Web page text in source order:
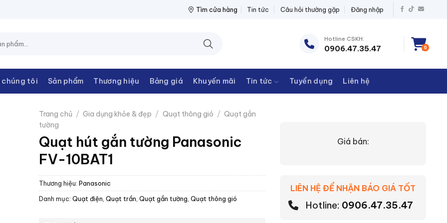
THANH CHÂU NPP THIẾT BỊ ĐIỆN THANH CHÂU
Tìm cửa hàng Tin tức Câu hỏi thường gặp Đăng nhập
Hotline CSKH:
0906.47.35.47 0
chúng tôi Sản phẩm Thương hiệu Bảng giá Khuyến mãi Tin tức Tuyển dụng Liên hệ
Trang chủ / Gia dụng khỏe & đẹp / Quạt thông gió / Quạt gắn
tường
Quạt hút gắn tường Panasonic
FV-10BAT1
Thương hiệu: Panasonic
Danh mục: Quạt điện, Quạt trần Quạt gắn tường Quạt thông gió
Giá bán:
LIÊN HỆ ĐỂ NHẬN BÁO GIÁ TỐT
Hotline: 0906.47.35.47